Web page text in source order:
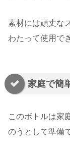
素材には頑丈な
わたって使用で
家庭で簡
このボトルは家
のうとして準備